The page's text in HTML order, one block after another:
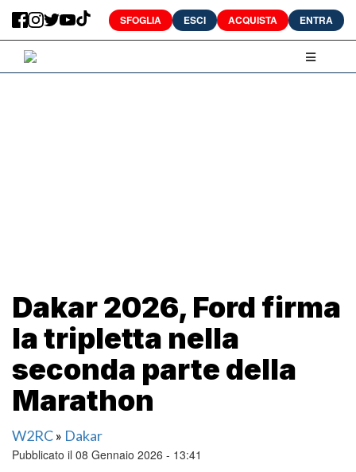
SFOGLIA ESCI ACQUISTA ENTRA
Dakar 2026, Ford firma
la tripletta nella
seconda parte della
Marathon
W2RC» Dakar
Pubblicato il 08 Gennaio 2026 - 13:41